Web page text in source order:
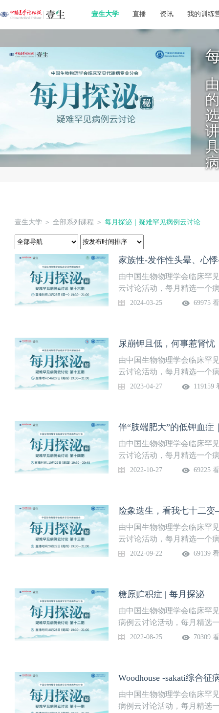
壹生大学 直播 资讯 我的训练
壹生大学 ＞ 全部系列课程 ＞ 每月探泌｜疑难罕见病例云讨论
家族性-发作性头晕、心
由中国生物物理学会临床罕
云讨论活动，每月精选一个
解、分析和讨论，梳理疾病
2024-03-25 69975
尿崩钾且低，何事惹肾忧
由中国生物物理学会临床罕
云讨论活动，每月精选一个
解、分析和讨论，梳理疾病
2023-04-27 119159
伴“肢端肥大”的低钾血症
由中国生物物理学会临床罕
云讨论活动，每月精选一个
解、分析和讨论，梳理疾病
2022-10-27 69225
由中国生物物理学会临床罕
云讨论活动，每月精选一个
解、分析和讨论，梳理疾病
2022-09-22 69139
糖原贮积症 | 每月探泌
由中国生物物理学会临床罕
病例云讨论活动，每月精选
讲解、分析和讨论，梳理疾
2022-08-25 70309
Woodhouse -sakati综合
由中国生物物理学会临床罕
病例云讨论活动，每月精选